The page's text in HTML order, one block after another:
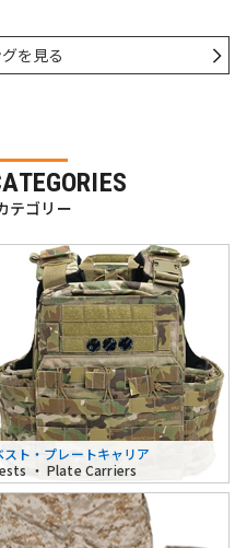
を見る
テゴリー
スト・プレートキャリア
・ Plate Carriers